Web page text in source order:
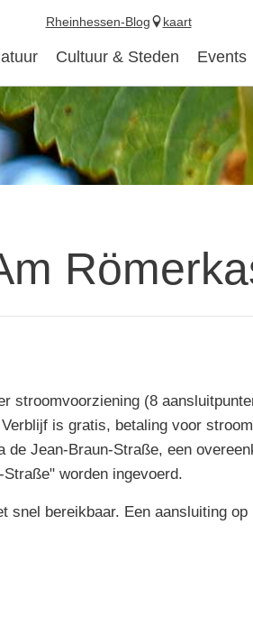
Cultuur & Steden Events
Rheinhessen-Blog kaart
stroomvoorziening (8
is gratis, betaling voor
Jean-Braun-Straße, een
worden ingevoerd.
bereikbaar. Een aansluiting